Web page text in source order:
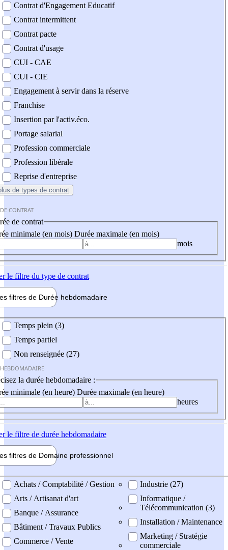
Contrat d'Engagement Educatif
Contrat intermittent
Contrat pacte
Contrat d'usage
CUI - CAE
CUI - CIE
Engagement à servir dans la réserve
Franchise
Insertion par l'activ.éco.
Portage salarial
Profession commerciale
Profession libérale
Reprise d'entreprise
de types de contrat
CONTRAT
de contrat
minimale (en mois) Durée maximale (en mois)
mois
le filtre du type de contrat
filtres de Durée hebdomadaire
Temps plein (3)
Temps partiel
Non renseignée (27)
la durée hebdomadaire :
minimale (en heure) Durée maximale (en heure)
heures
le filtre de durée hebdomadaire
filtres de Domaine professionnel
professionel
Achats / Comptabilité / Gestion
Arts / Artisanat d'art
Banque / Assurance
Bâtiment / Travaux Publics
Commerce / Vente
Industrie (27)
Informatique /
Télécommunication (3)
Installation / Maintenance
Marketing / Stratégie
commerciale